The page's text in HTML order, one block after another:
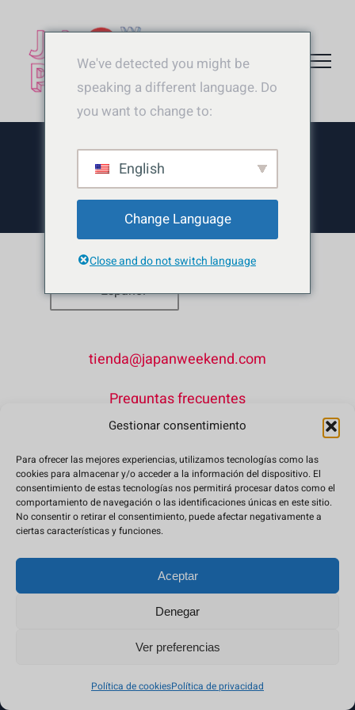
Gestionar consentimiento
Para ofrecer las mejores experiencias, utilizamos tecnologías como las
cookies para almacenar y/o acceder a la información del dispositivo. El
consentimiento de estas tecnologías nos permitirá procesar datos como el
comportamiento de navegación o las identificaciones únicas en este sitio.
No consentir o retirar el consentimiento, puede afectar negativamente a
ciertas características y funciones.
Aceptar
Denegar
Ver preferencias
Política de cookiesPolítica de privacidad
contenido
Español
tienda@japanweekend.com
Preguntas frecuentes
Condiciones de compra
Política de privacidad
© Copyright 2026, Jointo Entertainment S.L.
We've detected you might be
speaking a different language. Do
you want to change to:
English
Change Language
Close and do not switch language